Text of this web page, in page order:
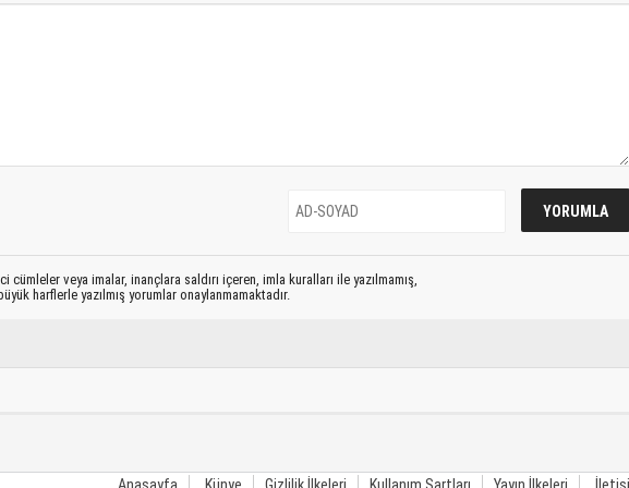
cümleler veya imalar, inançlara saldırı içeren, imla kuralları ile yazılmamış,
harflerle yazılmış yorumlar onaylanmamaktadır.